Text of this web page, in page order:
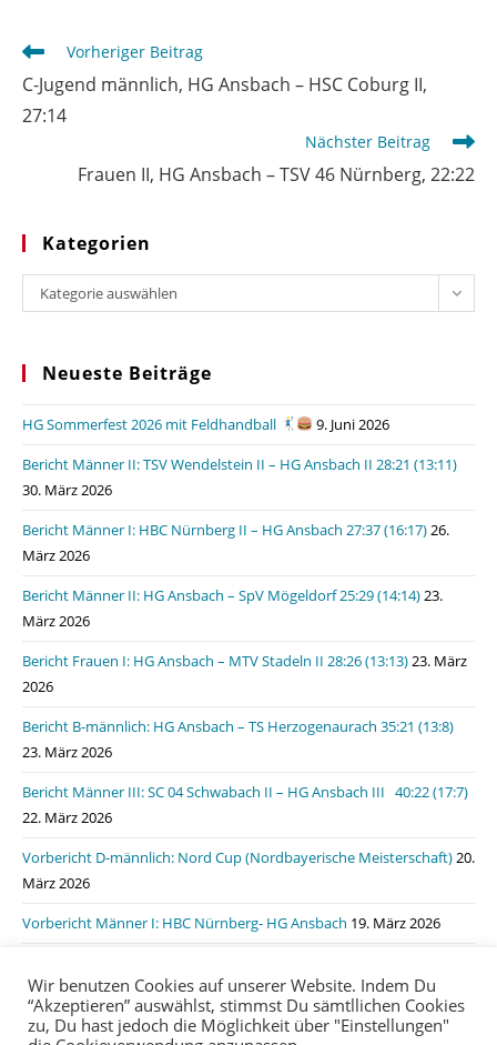
Weitere
Artikel
ansehen
Vorheriger Beitrag
C-Jugend männlich, HG Ansbach – HSC Coburg II,
27:14
Nächster Beitrag
Frauen II, HG Ansbach – TSV 46 Nürnberg, 22:22
Kategorien
Kategorien
Kategorie auswählen
Neueste Beiträge
HG Sommerfest 2026 mit Feldhandball
9. Juni 2026
Bericht Männer II: TSV Wendelstein II – HG Ansbach II 28:21 (13:11)
30. März 2026
Bericht Männer I: HBC Nürnberg II – HG Ansbach 27:37 (16:17)26.
März 2026
Bericht Männer II: HG Ansbach – SpV Mögeldorf 25:29 (14:14)23.
März 2026
Bericht Frauen I: HG Ansbach – MTV Stadeln II 28:26 (13:13)23. März
2026
Bericht B-männlich: HG Ansbach – TS Herzogenaurach 35:21 (13:8)
23. März 2026
Bericht Männer III: SC 04 Schwabach II – HG Ansbach III 40:22 (17:7)
22. März 2026
Vorbericht D-männlich: Nord Cup (Nordbayerische Meisterschaft)20.
März 2026
Vorbericht Männer I: HBC Nürnberg- HG Ansbach 19. März 2026
19. März 2026
Wir benutzen Cookies auf unserer Website. Indem Du
“Akzeptieren” auswählst, stimmst Du sämtllichen Cookies
zu, Du hast jedoch die Möglichkeit über "Einstellungen"